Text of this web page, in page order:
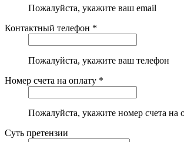
Пожалуйста, укажите ваш email
Контактный телефон *
Пожалуйста, укажите ваш телефон
Номер счета на оплату *
Пожалуйста, укажите номер счета на
Суть претензии